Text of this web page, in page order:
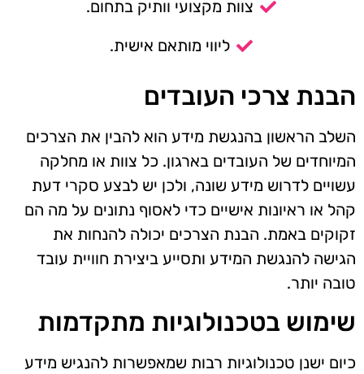
צוות מקצועי וותיק בתחום.
ליווי מותאם אישית.
הבנת צרכי העובדים
השלב הראשון בהנגשת מידע הוא להבין את הצרכים
המיוחדים של העובדים בארגון. כל צוות או מחלקה
עשויים לדרוש מידע שונה, ולכן יש לבצע סקרי דעת
קהל או ראיונות אישיים כדי לאסוף נתונים על מה הם
זקוקים באמת. הבנת הצרכים יכולה להנחות את
הגישה להנגשת המידע ותסייע ביצירת חוויית עובד
טובה יותר.
שימוש בטכנולוגיות מתקדמות
כיום ישנן טכנולוגיות רבות שמאפשרות להנגיש מידע